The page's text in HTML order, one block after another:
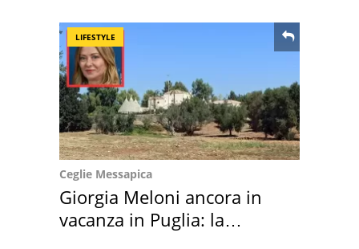
LIFESTYLE
Ceglie Messapica
Giorgia Meloni ancora in
vacanza in Puglia: la